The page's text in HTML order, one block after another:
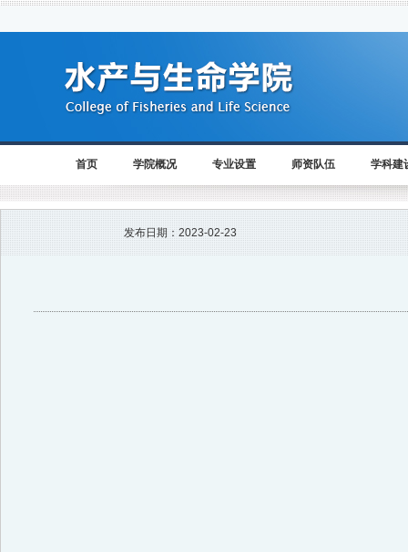
首页 学院概况 专业设置 师资队伍 学科建
发布日期：2023-02-23